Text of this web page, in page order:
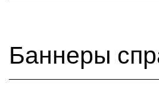
Баннеры